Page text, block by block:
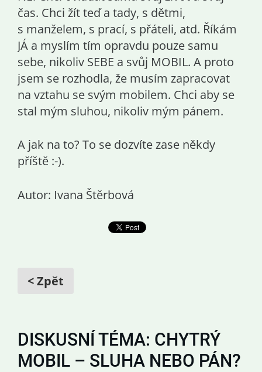
čas. Chci žít teď a tady, s dětmi,
s manželem, s prací, s přáteli, atd. Říkám
JÁ a myslím tím opravdu pouze samu
sebe, nikoliv SEBE a svůj MOBIL. A proto
jsem se rozhodla, že musím zapracovat
na vztahu se svým mobilem. Chci aby se
stal mým sluhou, nikoliv mým pánem.
A jak na to? To se dozvíte zase někdy
příště :-).
Autor: Ivana Štěrbová
< Zpět
DISKUSNÍ TÉMA: CHYTRÝ
MOBIL – SLUHA NEBO PÁN?